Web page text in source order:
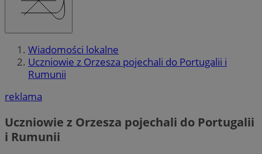
Wiadomości lokalne
Uczniowie z Orzesza pojechali do Portugalii i
Rumunii
reklama
Uczniowie z Orzesza pojechali do Portugalii
i Rumunii